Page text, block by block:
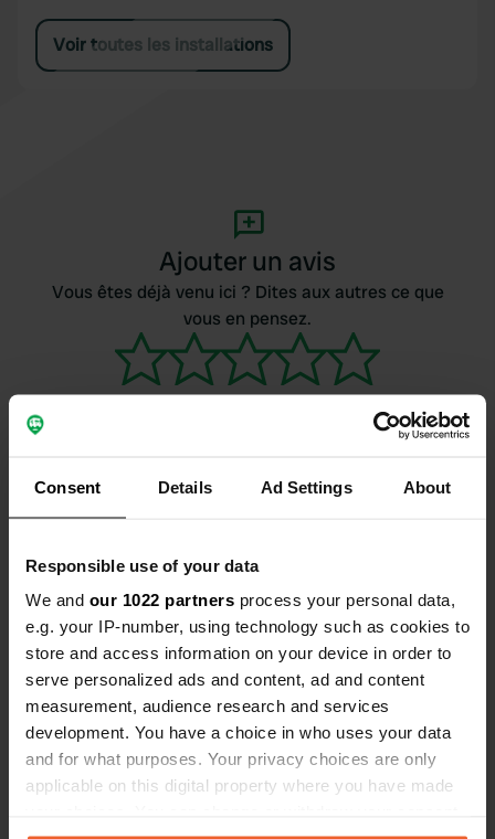
Consent Details Ad Settings About
Responsible use of your data
We and our 1022 partners process your personal data,
e.g. your IP-number, using technology such as cookies to
store and access information on your device in order to
serve personalized ads and content, ad and content
measurement, audience research and services
development. You have a choice in who uses your data
and for what purposes. Your privacy choices are only
applicable on this digital property where you have made
Voir toutes les installations
Ajouter un avis
Vous êtes déjà venu ici ? Dites aux autres ce que
vous en pensez.
Contact
Emplacement
Highway 89 25
83128, Alpine, États-Unis d'Amérique
Copie
Coordonnées
43° 9' 53" N 111° 1' 2" W
43.1645839 -111.01710154
Code du site